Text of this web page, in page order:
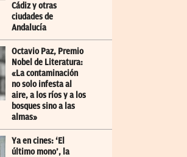
Cádiz y otras
ciudades de
Andalucía
Octavio Paz, Premio
Nobel de Literatura:
«La contaminación
no solo infesta al
aire, a los ríos y a los
bosques sino a las
almas»
Ya en cines: ‘El
último mono’, la